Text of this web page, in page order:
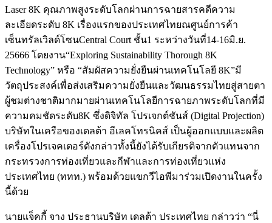
Laser 8K คุณภาพสูงระดับโลกผ่านการฉายสารคดีความ
ละเอียดระดับ 8K เรื่องแรกของประเทศไทยณศูนย์การค้า
เซ็นทรัลเวิลด์โซนCentral Court ชั้น1 ระหว่างวันที่14-16มิ.ย.
25666 โดยงาน“Exploring Sustainability Thorough 8K
Technology” หรือ “สัมผัสความยั่งยืนผ่านเทคโนโลยี 8K”มี
วัตถุประสงค์เพื่อส่งเสริมความยั่งยืนและวัฒนธรรมไทยสู่สายตา
ผู้ชมต่างชาติมากมายผ่านเทคโนโลยีการฉายภาพระดับโลกที่มี
ความคมชัดระดับ8K ซึ่งดิจิทัล โปรเจกต์ชันส์ (Digital Projection)
บริษัทในเครือของเดลต้า อีเลคโทรนิคส์ เป็นผู้ออกแบบและผลิต
เครื่องโปรเจคเตอร์ดังกล่าวทั้งนี้ยังได้รับเกียรติจากตัวแทนจาก
กระทรวงการท่องเที่ยวและกีฬาและการท่องเที่ยวแห่ง
ประเทศไทย (ททท.) พร้อมด้วยแขกวีไอพีมาร่วมเปิดงานในครั้ง
นี้ด้วย
นายแจ็คกี้ จาง ประธานบริษัท เดลต้า ประเทศไทย กล่าวว่า “นี่